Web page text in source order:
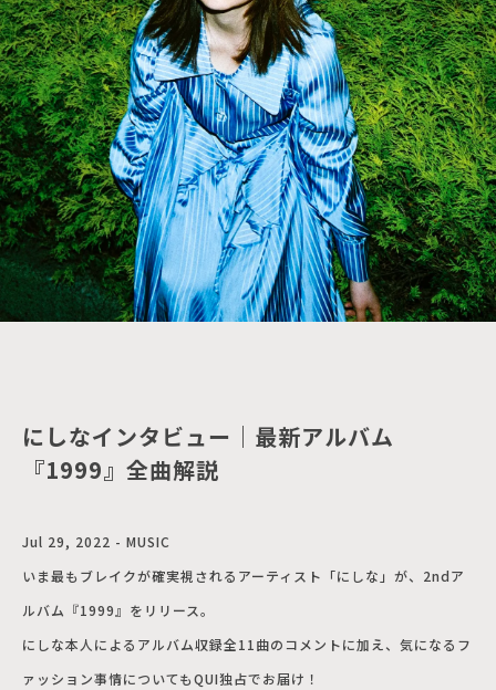
にしなインタビュー｜最新アルバム
『1999』全曲解説
Jul 29, 2022 - MUSIC
いま最もブレイクが確実視されるアーティスト「にしな」が、2ndア
ルバム『1999』をリリース。
にしな本人によるアルバム収録全11曲のコメントに加え、気になるフ
ァッション事情についてもQUI独占でお届け！